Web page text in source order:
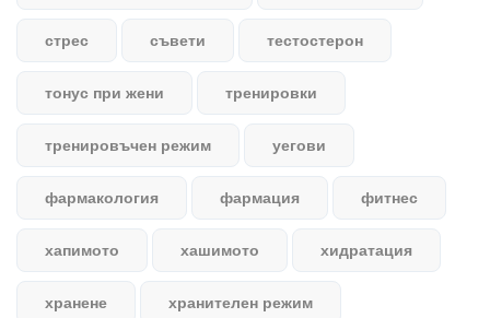
стрес съвети тестостерон
тонус при жени тренировки
тренировъчен режим уегови
фармакология фармация фитнес
хапимото хашимото хидратация
хранене хранителен режим